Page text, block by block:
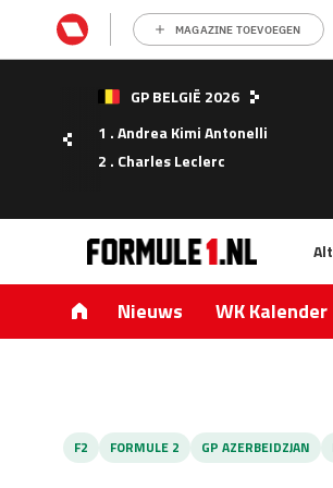
MAGAZINE TOEVOEGEN
GP BELGIË 2026
1 . Andrea Kimi Antonelli
2 . Charles Leclerc
Nieuws WK Kalender
F2 FORMULE 2 GP AZERBEIDZJAN